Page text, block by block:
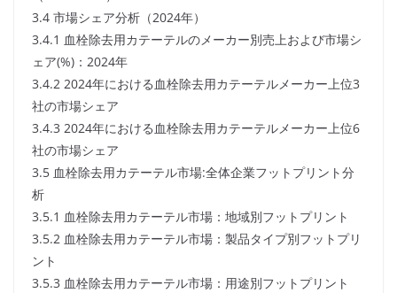
3.4 市場シェア分析（2024年）
3.4.1 血栓除去用カテーテルのメーカー別売上および市場シ
ェア(%)：2024年
3.4.2 2024年における血栓除去用カテーテルメーカー上位3
社の市場シェア
3.4.3 2024年における血栓除去用カテーテルメーカー上位6
社の市場シェア
3.5 血栓除去用カテーテル市場:全体企業フットプリント分
析
3.5.1 血栓除去用カテーテル市場：地域別フットプリント
3.5.2 血栓除去用カテーテル市場：製品タイプ別フットプリ
ント
3.5.3 血栓除去用カテーテル市場：用途別フットプリント